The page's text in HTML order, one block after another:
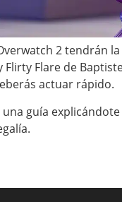
2 tendrán
Flirty Flare de
actuar rápido.
guía